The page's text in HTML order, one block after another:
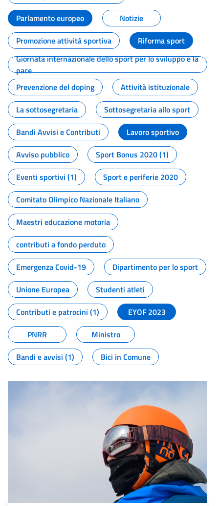
Parlamento europeo
Notizie
Promozione attività sportiva
Riforma sport
Giornata internazionale dello sport per lo sviluppo e la
pace
Prevenzione del doping
Attività istituzionale
La sottosegretaria
Sottosegretaria allo sport
Bandi Avvisi e Contributi
Lavoro sportivo
Avviso pubblico
Sport Bonus 2020 (1)
Eventi sportivi (1)
Sport e periferie 2020
Comitato Olimpico Nazionale Italiano
Maestri educazione motoria
contributi a fondo perduto
Emergenza Covid-19
Dipartimento per lo sport
Unione Europea
Studenti atleti
Contributi e patrocini (1)
EYOF 2023
PNRR
Ministro
Bandi e avvisi (1)
Bici in Comune